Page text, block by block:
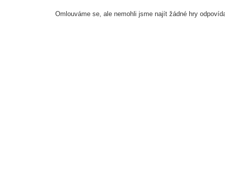
Omlouváme se, ale nemohli jsme najít žádné hry